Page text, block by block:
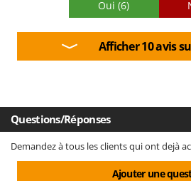
Oui (6)
Afficher 10 avis
Questions/Réponses
Demandez à tous les clients qui ont dejà
Ajouter une